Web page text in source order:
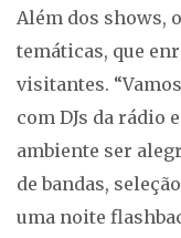
Além dos shows,
temáticas, que
visitantes.
com DJs da rádio
ambiente ser
de bandas,
uma noite